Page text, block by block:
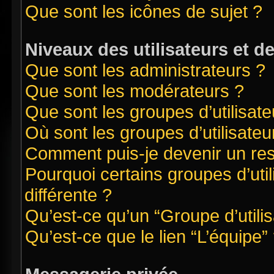
Que sont les icônes de sujet ?
Niveaux des utilisateurs et
Que sont les administrateurs ?
Que sont les modérateurs ?
Que sont les groupes
Où sont les groupes
Comment puis-je devenir un
Pourquoi certains groupes
différente ?
Qu’est-ce qu’un “Groupe
Qu’est-ce que le lien “L’équipe”